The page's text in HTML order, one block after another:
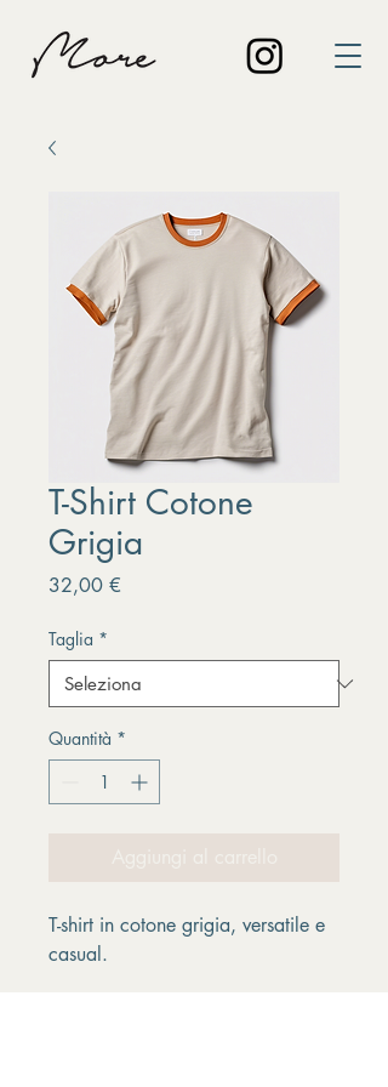
T-Shirt Cotone
Grigia
32,00 €
Taglia *
Quantità *
T-shirt in cotone grigia, versatile e
casual.